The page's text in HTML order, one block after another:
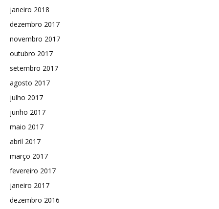
janeiro 2018
dezembro 2017
novembro 2017
outubro 2017
setembro 2017
agosto 2017
julho 2017
junho 2017
maio 2017
abril 2017
março 2017
fevereiro 2017
janeiro 2017
dezembro 2016